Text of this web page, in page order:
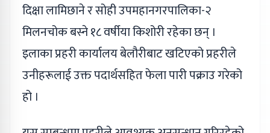
दिक्षा लामिछाने र सोही उपमहानगरपालिका-२
मिलनचोक बस्ने १८ वर्षीया किशोरी रहेका छन् ।
इलाका प्रहरी कार्यालय बेलौरीबाट खटिएको प्रहरीले
उनीहरूलाई उक्त पदार्थसहित फेला पारी पक्राउ गरेको
हो ।